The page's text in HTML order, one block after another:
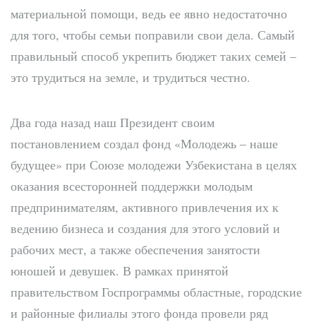
материальной помощи, ведь ее явно недостаточно
для того, чтобы семьи поправили свои дела. Самый
правильный способ укрепить бюджет таких семей –
это трудиться на земле, и трудиться честно.
Два года назад наш Президент своим
постановлением создал фонд «Молодежь – наше
будущее» при Союзе молодежи Узбекистана в целях
оказания всесторонней поддержки молодым
предпринимателям, активного привлечения их к
ведению бизнеса и создания для этого условий и
рабочих мест, а также обеспечения занятости
юношей и девушек. В рамках принятой
правительством Госпрограммы областные, городские
и районные филиалы этого фонда провели ряд